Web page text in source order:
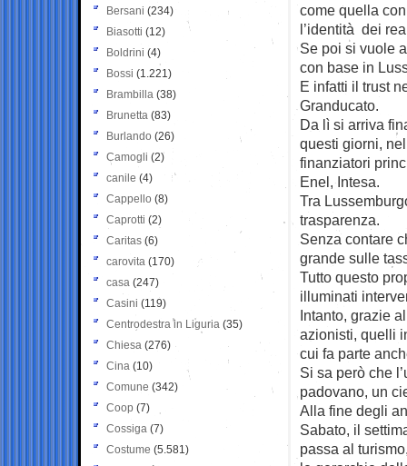
come quella
l’identità dei
Se poi si vuole
con base in
E infatti il trust
Granducato.
Da lì si arriva
questi giorni,
finanziatori
Enel, Intesa.
Tra
trasparenza.
Senza contare
grande sulle
Tutto questo
illuminati
Intanto, grazie
azionisti, quelli
cui fa parte
Si sa però che
padovano, un
Alla fine degli
Sabato, il
passa al
Bersani (234)
Biasotti (12)
Boldrini (4)
Bossi (1.221)
Brambilla (38)
Brunetta (83)
Burlando (26)
Camogli (2)
canile (4)
Cappello (8)
Caprotti (2)
Caritas (6)
carovita (170)
casa (247)
Casini (119)
Centrodestra in Liguria (35)
Chiesa (276)
Cina (10)
Comune (342)
Coop (7)
Cossiga (7)
Costume (5.581)